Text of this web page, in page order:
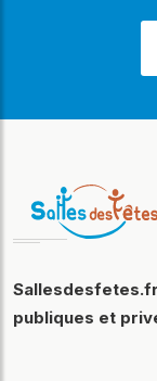
publiques et